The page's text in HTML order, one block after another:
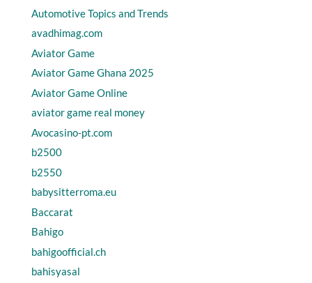
Automotive Topics and Trends
avadhimag.com
Aviator Game
Aviator Game Ghana 2025
Aviator Game Online
aviator game real money
Avocasino-pt.com
b2500
b2550
babysitterroma.eu
Baccarat
Bahigo
bahigoofficial.ch
bahisyasal